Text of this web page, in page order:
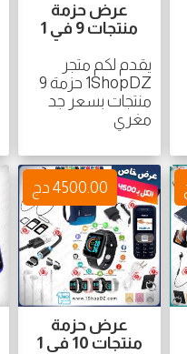
عرض حزمة
منتجات 9 في 1
يقدم لكم متجر
1ShopDZ حزمة 9
منتجات بسعر جد
مغري
عرض حزمة
منتجات 10 في 1
4500.00 دج